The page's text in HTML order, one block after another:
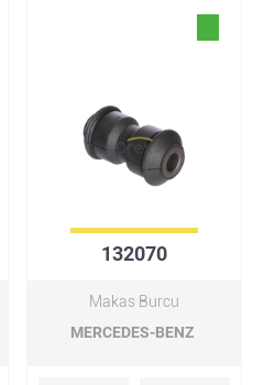
132070
Makas Burcu
MERCEDES-BENZ